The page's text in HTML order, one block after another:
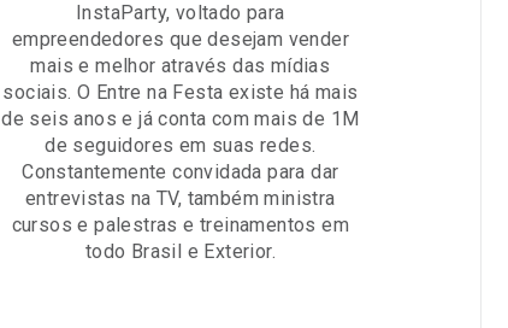
InstaParty, voltado para
empreendedores que desejam vender
mais e melhor através das mídias
sociais. O Entre na Festa existe há mais
de seis anos e já conta com mais de 1M
de seguidores em suas redes.
Constantemente convidada para dar
entrevistas na TV, também ministra
cursos e palestras e treinamentos em
todo Brasil e Exterior.